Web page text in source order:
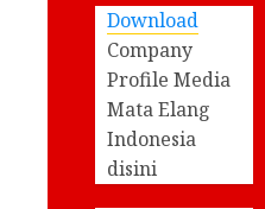
Download
Company
Profile Media
Mata Elang
Indonesia
disini